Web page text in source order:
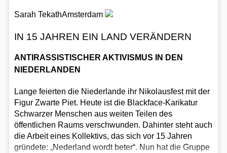
Sarah TekathAmsterdam
IN 15 JAHREN EIN LAND VERÄNDERN
ANTIRASSISTISCHER AKTIVISMUS IN DEN
NIEDERLANDEN
Lange feierten die Niederlande ihr Nikolausfest mit der
Figur Zwarte Piet. Heute ist die Blackface-Karikatur
Schwarzer Menschen aus weiten Teilen des
öffentlichen Raums verschwunden. Dahinter steht auch
die Arbeit eines Kollektivs, das sich vor 15 Jahren
gründete: „Nederland wordt beter“. Nun hat die Gruppe